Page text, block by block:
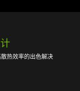
热效率的出色解决